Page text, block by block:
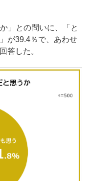
」との問いに、「と
が39.4％で、あわせ
答した。